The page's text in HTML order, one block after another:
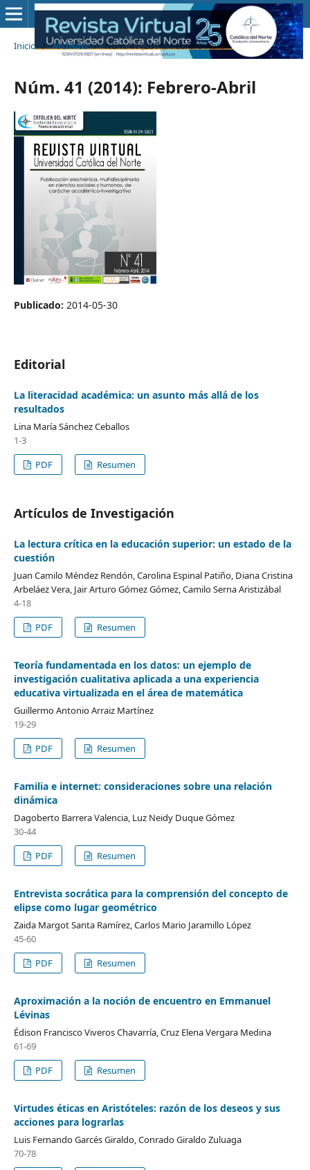
Inicio / Archivos / Núm. 41 (2014): Febrero-Abril
Núm. 41 (2014): Febrero-Abril
Publicado: 2014-05-30
Editorial
La literacidad académica: un asunto más allá de los
resultados
Lina María Sánchez Ceballos
1-3
PDF
Resumen
Artículos de Investigación
La lectura crítica en la educación superior: un estado de la
cuestión
Juan Camilo Méndez Rendón, Carolina Espinal Patiño, Diana Cristina
Arbeláez Vera, Jair Arturo Gómez Gómez, Camilo Serna Aristizábal
4-18
PDF
Resumen
Teoría fundamentada en los datos: un ejemplo de
investigación cualitativa aplicada a una experiencia
educativa virtualizada en el área de matemática
Guillermo Antonio Arraiz Martínez
19-29
PDF
Resumen
Familia e internet: consideraciones sobre una relación
dinámica
Dagoberto Barrera Valencia, Luz Neidy Duque Gómez
30-44
PDF
Resumen
Entrevista socrática para la comprensión del concepto de
elipse como lugar geométrico
Zaida Margot Santa Ramírez, Carlos Mario Jaramillo López
45-60
PDF
Resumen
Aproximación a la noción de encuentro en Emmanuel
Lévinas
Édison Francisco Viveros Chavarría, Cruz Elena Vergara Medina
61-69
PDF
Resumen
Virtudes éticas en Aristóteles: razón de los deseos y sus
acciones para lograrlas
Luis Fernando Garcés Giraldo, Conrado Giraldo Zuluaga
70-78